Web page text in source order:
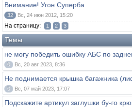
Внимание! Угон Суперба
32 Вс, 24 июн 2012, 15:20
На страницу: 1 2 3
Темы
не могу победить ошибку АБС по
0 Вс, 20 авг 2023, 8:36
Не поднимается крышка багажника
0 Вс, 07 май 2023, 17:07
Подскажите артикул заглушки бу-го